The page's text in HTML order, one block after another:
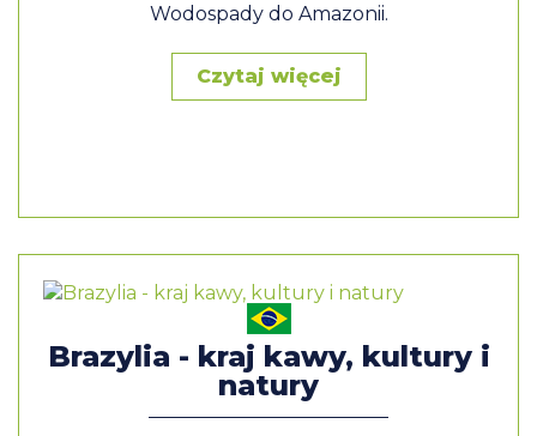
Wodospady do Amazonii.
Czytaj więcej
Brazylia - kraj kawy, kultury i
natury